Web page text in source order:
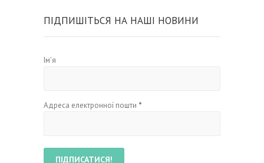
ПІДПИШІТЬСЯ НА НАШІ НОВИНИ
Ім'я
Адреса електронної пошти *